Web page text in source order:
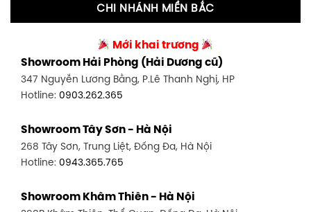
Showroom Tân Bình 2 - TP. HCM
0986.71.8448
Showroom Thuận An - Bình Dương
66 đường DT743, An Phú, Thuận An, Bình Dương
Showroom Biên Hòa - Đồng Nai
452 Nguyễn Ái Quốc, Tân Tiến, TP. Biên Hòa, Đồng Nai
27-29 Nguyễn Sỹ Sách, Hưng Bình, TP Vinh, Nghệ An
Hotline:0943.960.966
Showroom Buôn Ma Thuột
Hotline:0934.02.18.18
CHI NHÁNH MIỀN BẮC
Mới khai trương
Showroom Hải Phòng (Hải Dương cũ)
347 Nguyễn Lương Bằng, P.Lê Thanh Nghị, HP
Hotline: 0903.262.365
Showroom Tây Sơn - Hà Nội
268 Tây Sơn, Trung Liệt, Đống Đa, Hà Nội
Hotline: 0943.365.765
Showroom Khâm Thiên - Hà Nội